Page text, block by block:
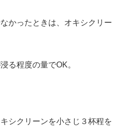
かったときは、オキシクリー
る程度の量でOK。
シクリーンを小さじ３杯程を